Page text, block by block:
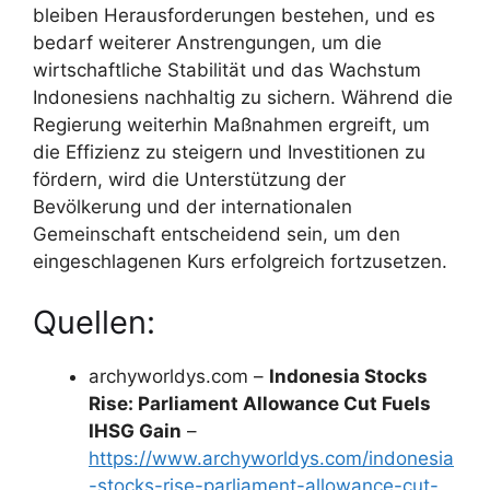
bleiben Herausforderungen bestehen, und es
bedarf weiterer Anstrengungen, um die
wirtschaftliche Stabilität und das Wachstum
Indonesiens nachhaltig zu sichern. Während die
Regierung weiterhin Maßnahmen ergreift, um
die Effizienz zu steigern und Investitionen zu
fördern, wird die Unterstützung der
Bevölkerung und der internationalen
Gemeinschaft entscheidend sein, um den
eingeschlagenen Kurs erfolgreich fortzusetzen.
Quellen:
archyworldys.com – Indonesia Stocks
Rise: Parliament Allowance Cut Fuels
IHSG Gain –
https://www.archyworldys.com/indonesia
-stocks-rise-parliament-allowance-cut-